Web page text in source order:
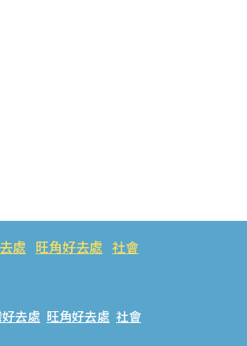
處 旺角好去處 社會
去處 旺角好去處 社會